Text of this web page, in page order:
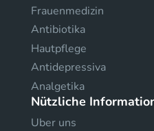
Frauenmedizin
Antibiotika
Hautpflege
Antidepressiva
Analgetika
Nützliche
Uber uns